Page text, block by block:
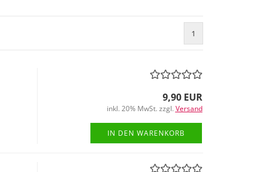
1
9,90 EUR
inkl. 20% MwSt. zzgl. Versand
IN DEN WARENKORB